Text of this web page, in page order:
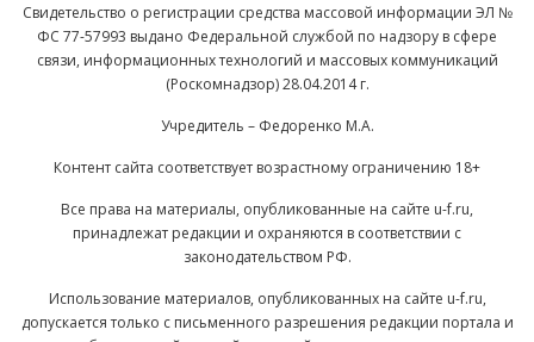
Свидетельство о регистрации средства массовой информации ЭЛ №
ФС 77-57993 выдано Федеральной службой по надзору в сфере
связи, информационных технологий и массовых коммуникаций
(Роскомнадзор) 28.04.2014 г.
Учредитель – Федоренко М.А.
Контент сайта соответствует возрастному ограничению 18+
Все права на материалы, опубликованные на сайте u-f.ru,
принадлежат редакции и охраняются в соответствии с
законодательством РФ.
Использование материалов, опубликованных на сайте u-f.ru,
допускается только с письменного разрешения редакции портала и